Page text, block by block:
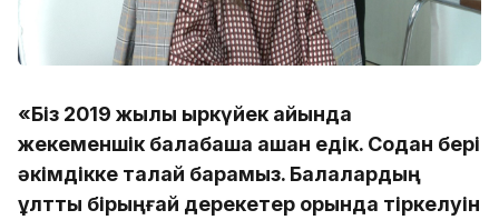
«Біз 2019 жылы қыркүйек айында
жекеменшік балабақша ашқан едік. Содан бері
әкімдікке талай барамыз. Балалардың
ұлттық бірыңғай дерекетер қорында тіркелуін